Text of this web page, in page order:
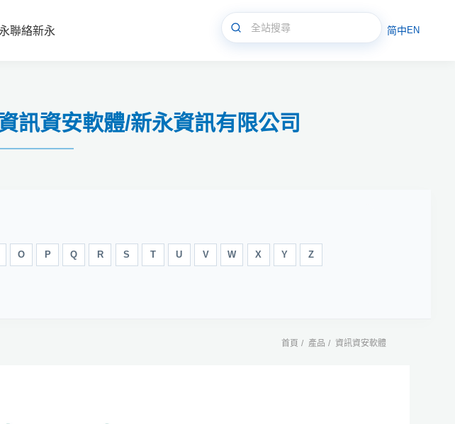
訊資安軟體/新永資訊有限公司
聯絡新永 简中 EN
O P Q R S T U V W X Y Z
首頁 產品 資訊資安軟體